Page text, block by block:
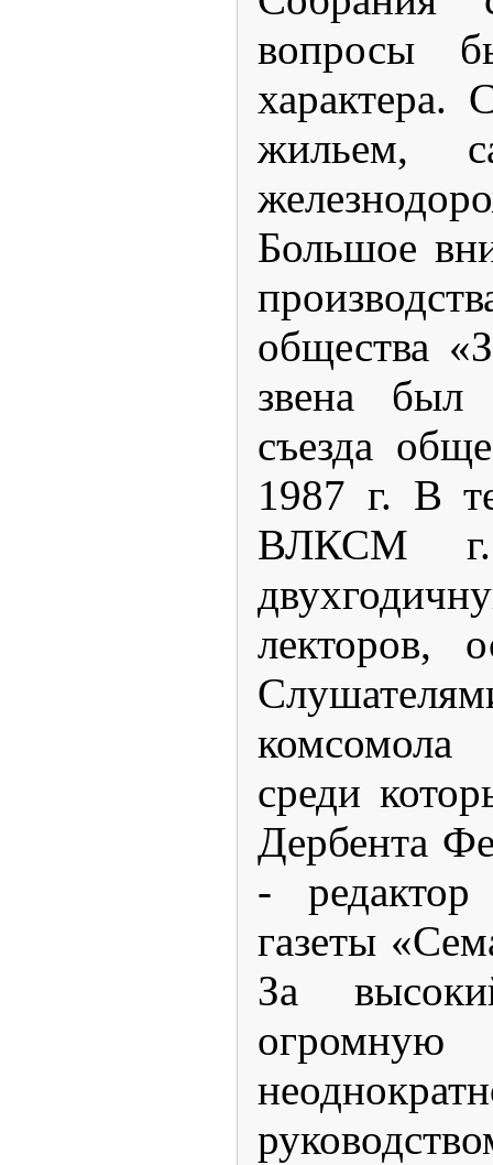
вопросы
характера.
жильем,
Большое
общества
звена был
съезда
1987 г. В
ВЛКСМ г.
лекторов,
комсомола
среди
Дербента
- редактор
газеты
За
огромную